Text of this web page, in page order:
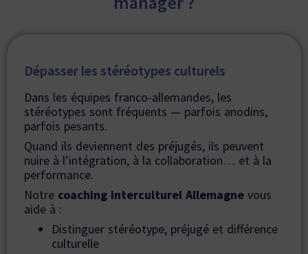
Dépasser les stéréotypes culturels
Dans les équipes franco-allemandes, les
stéréotypes sont fréquents — parfois anodins,
parfois pesants.
Quand ils deviennent des préjugés, ils peuvent
nuire à l’intégration, à la collaboration… et à la
performance.
Notre coaching interculturel Allemagne vous
aide à :
Distinguer stéréotype, préjugé et différence
culturelle